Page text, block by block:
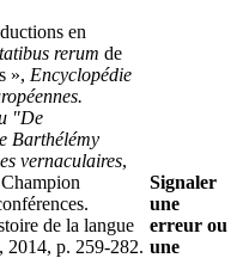
en
rerum de
», Encyclopédie
"De
Barthélémy
vernaculaires,
de la langue
2014, p. 259-282.
Signaler
une
erreur ou
une